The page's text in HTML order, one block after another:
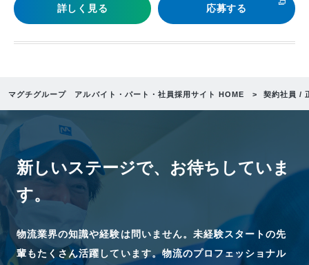
詳しく見る 応募する
マグチグループ アルバイト・パート・社員採用サイト HOME 契約社員 /
新しいステージで、 お待ちしていま
す。
物流業界の知識や経験は問いません。未経験スタートの先
輩もたくさん活躍しています。物流のプロフェッショナル